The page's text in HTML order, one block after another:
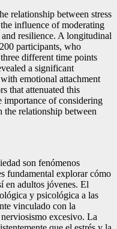
relationship between stress
influence of moderating
resilience. A longitudinal
participants, who
different time points
a significant
emotional attachment
that attenuated this
importance of considering
the relationship between
son fenómenos
fundamental explorar cómo
en adultos jóvenes. El
y psicológica a las
vinculado con la
excesivo. La